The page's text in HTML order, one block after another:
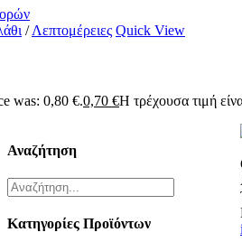
/ Λεπτομέρειες Quick View
was: 0,80 €.0,70 €Η τρέχουσα τιμή
Αναζήτηση
Κατηγορίες Προϊόντων